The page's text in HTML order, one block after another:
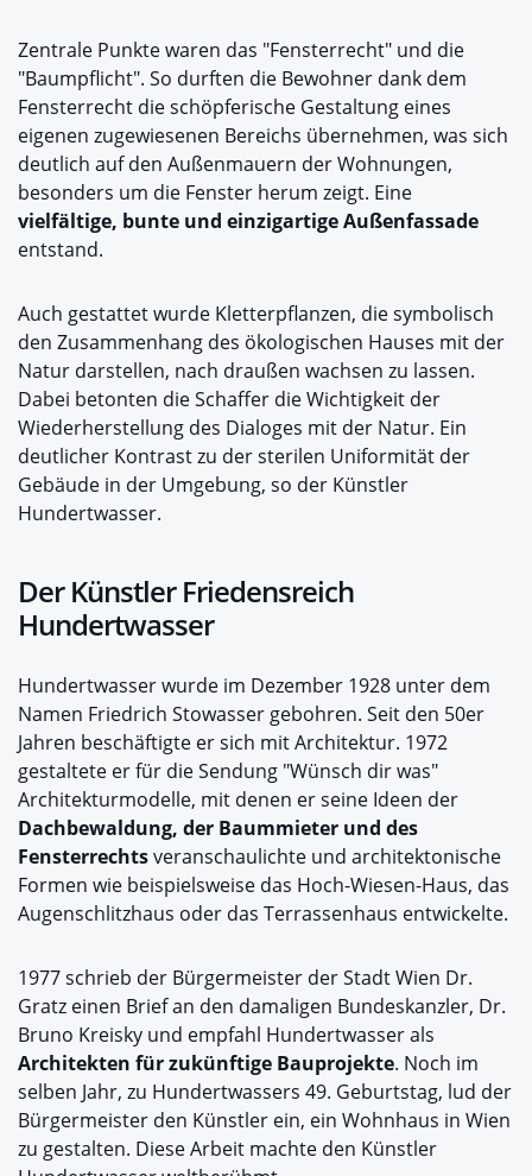
Zentrale Punkte waren das "Fensterrecht" und die
"Baumpflicht". So durften die Bewohner dank dem
Fensterrecht die schöpferische Gestaltung eines
eigenen zugewiesenen Bereichs übernehmen, was sich
deutlich auf den Außenmauern der Wohnungen,
besonders um die Fenster herum zeigt. Eine
vielfältige, bunte und einzigartige Außenfassade
entstand.
Auch gestattet wurde Kletterpflanzen, die symbolisch
den Zusammenhang des ökologischen Hauses mit der
Natur darstellen, nach draußen wachsen zu lassen.
Dabei betonten die Schaffer die Wichtigkeit der
Wiederherstellung des Dialoges mit der Natur. Ein
deutlicher Kontrast zu der sterilen Uniformität der
Gebäude in der Umgebung, so der Künstler
Hundertwasser.
Der Künstler Friedensreich
Hundertwasser
Hundertwasser wurde im Dezember 1928 unter dem
Namen Friedrich Stowasser gebohren. Seit den 50er
Jahren beschäftigte er sich mit Architektur. 1972
gestaltete er für die Sendung "Wünsch dir was"
Architekturmodelle, mit denen er seine Ideen der
Dachbewaldung, der Baummieter und des
Fensterrechtsveranschaulichte und architektonische
Formen wie beispielsweise das Hoch-Wiesen-Haus, das
Augenschlitzhaus oder das Terrassenhaus entwickelte.
1977 schrieb der Bürgermeister der Stadt Wien Dr.
Gratz einen Brief an den damaligen Bundeskanzler, Dr.
Bruno Kreisky und empfahl Hundertwasser als
Architekten für zukünftige Bauprojekte. Noch im
selben Jahr, zu Hundertwassers 49. Geburtstag, lud der
Bürgermeister den Künstler ein, ein Wohnhaus in Wien
zu gestalten. Diese Arbeit machte den Künstler